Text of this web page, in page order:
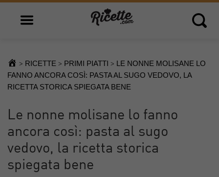
Open main menu Open
> RICETTE > PRIMI PIATTI >
LE NONNE MOLISANE LO
FANNO ANCORA COSÌ: PASTA AL SUGO VEDOVO, LA
RICETTA STORICA SPIEGATA BENE
Le nonne molisane lo fanno
ancora così: pasta al sugo
vedovo, la ricetta storica
spiegata bene